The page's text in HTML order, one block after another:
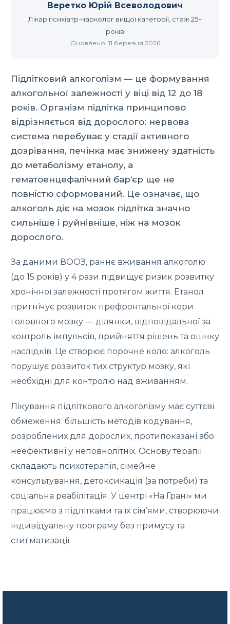
Веретко Юрій Всеволодович
Лікар психіатр-нарколог вищої категорії, стаж 25+
років
Оновлено: 11 березня 2026
Підлітковий алкоголізм — це формування
алкогольної залежності у віці від 12 до 18
років. Організм підлітка принципово
відрізняється від дорослого: нервова
система перебуває у стадії активного
дозрівання, печінка має знижену здатність
до метаболізму етанолу, а
гематоенцефалічний бар’єр ще не
повністю сформований. Це означає, що
алкоголь діє на мозок підлітка значно
сильніше і руйнівніше, ніж на мозок
дорослого.
За даними ВООЗ, раннє вживання алкоголю
(до 15 років) у 4 рази підвищує ризик розвитку
хронічної залежності протягом життя. Етанол
пригнічує розвиток префронтальної кори
головного мозку — ділянки, відповідальної за
контроль імпульсів, прийняття рішень та оцінку
наслідків. Це створює порочне коло: алкоголь
порушує розвиток тих структур мозку, які
необхідні для контролю над вживанням.
Лікування підліткового алкоголізму має суттєві
обмеження: більшість методів кодування,
розроблених для дорослих, протипоказані або
неефективні у неповнолітніх. Основу терапії
складають психотерапія, сімейне
консультування, детоксикація (за потреби) та
соціальна реабілітація. У центрі «На Грані» ми
працюємо з підлітками та їх сім’ями, створюючи
індивідуальну програму без примусу та
стигматизації.